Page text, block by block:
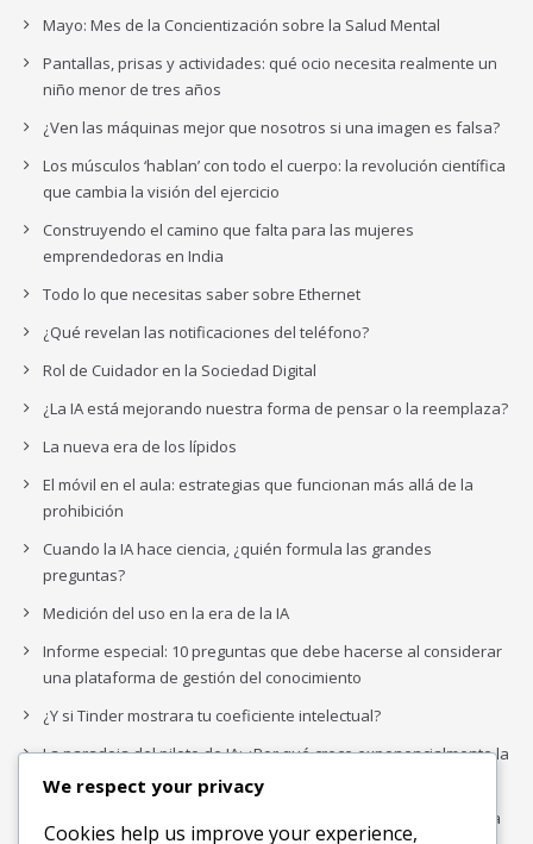
Mayo: Mes de la Concientización sobre la Salud Mental
Pantallas, prisas y actividades: qué ocio necesita realmente un
niño menor de tres años
¿Ven las máquinas mejor que nosotros si una imagen es falsa?
Los músculos ‘hablan’ con todo el cuerpo: la revolución científica
que cambia la visión del ejercicio
Construyendo el camino que falta para las mujeres
emprendedoras en India
Todo lo que necesitas saber sobre Ethernet
¿Qué revelan las notificaciones del teléfono?
Rol de Cuidador en la Sociedad Digital
¿La IA está mejorando nuestra forma de pensar o la reemplaza?
La nueva era de los lípidos
El móvil en el aula: estrategias que funcionan más allá de la
prohibición
Cuando la IA hace ciencia, ¿quién formula las grandes
preguntas?
Medición del uso en la era de la IA
Informe especial: 10 preguntas que debe hacerse al considerar
una plataforma de gestión del conocimiento
¿Y si Tinder mostrara tu coeficiente intelectual?
La paradoja del piloto de IA: ¿Por qué crece exponencialmente la
complejidad de la IA empresarial?
Los organigramas de marketing se crearon para los canales. La
We respect your privacy
Cookies help us improve your experience,